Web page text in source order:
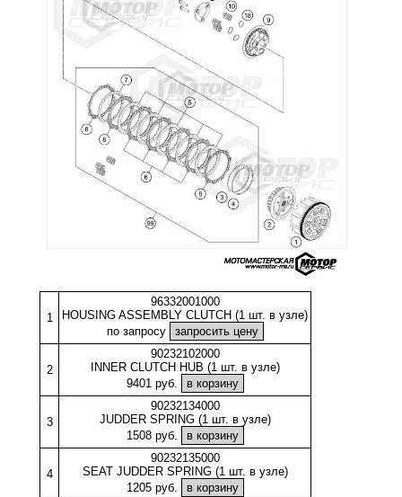
1
96332001000
HOUSING ASSEMBLY CLUTCH (1 шт. в узле)
по запросу
2
90232102000
INNER CLUTCH HUB (1 шт. в узле)
9401 руб.
3
90232134000
JUDDER SPRING (1 шт. в узле)
1508 руб.
4
90232135000
SEAT JUDDER SPRING (1 шт. в узле)
1205 руб.